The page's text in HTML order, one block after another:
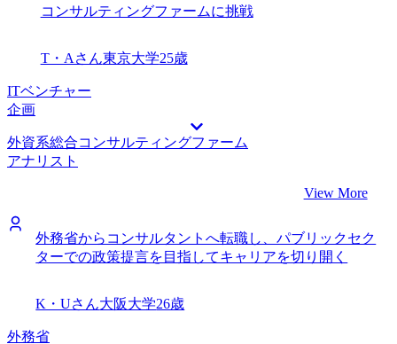
コンサルティングファームに挑戦
T・Aさん東京大学25歳
ITベンチャー
企画
外資系総合コンサルティングファーム
アナリスト
View More
外務省からコンサルタントへ転職し、パブリックセク
ターでの政策提言を目指してキャリアを切り開く
K・Uさん大阪大学26歳
外務省